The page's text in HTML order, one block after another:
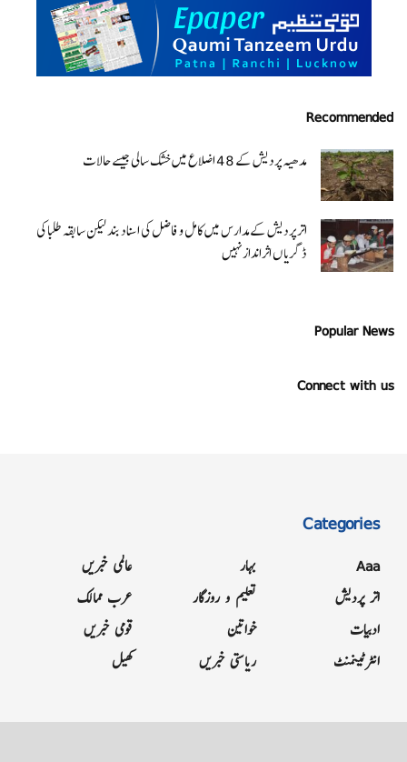
Recommended
مدھیہ پردیش کے 48 اضلاع میں خشک سالی جیسے حالات
اتر پردیش کےمدارس میں کامل و فاضل کی اسناد بند لیکن سابقہ طلبا کی
ڈگریا ں اثرانداز نہیں
Popular News
Connect with us
Categories
Aaa
اتر پردیش
ادبیات
انٹرٹینمنٹ
بہار
تعلیم و روزگار
خواتین
ریاستی خبریں
عالمی خبریں
عرب ممالک
قومی خبریں
کھیل